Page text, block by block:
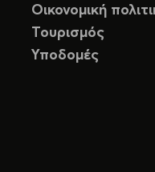
Οικονομική
Τουρισμός
Υποδομές